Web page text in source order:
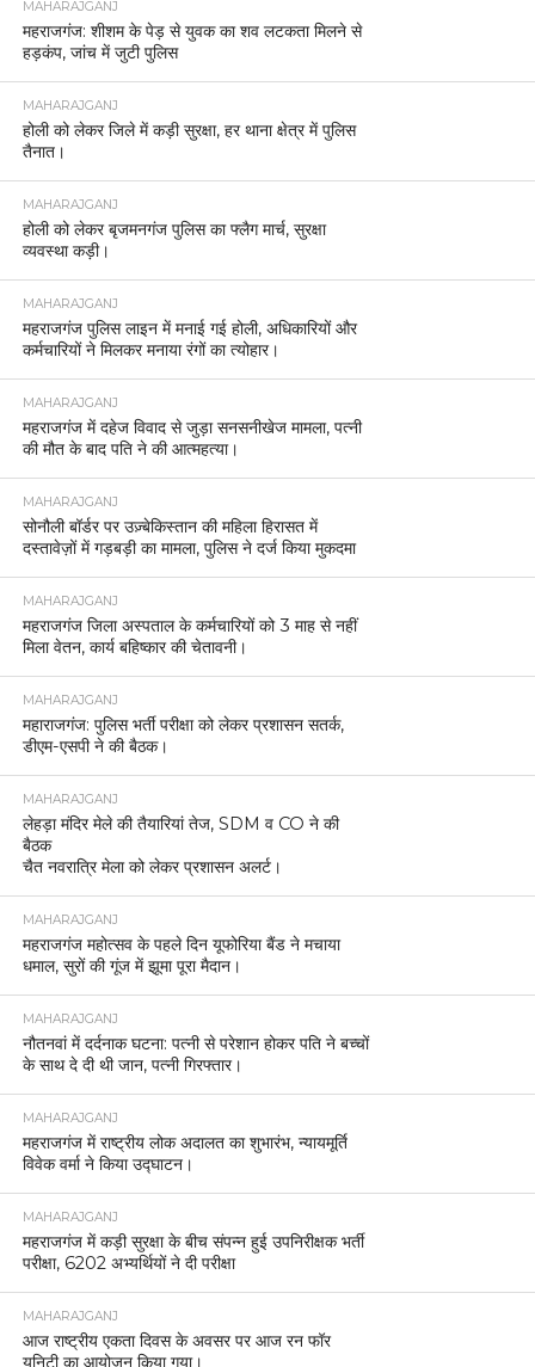
MAHARAJGANJ
महराजगंज: शीशम के पेड़ से युवक का शव लटकता मिलने से
हड़कंप, जांच में जुटी पुलिस
MAHARAJGANJ
होली को लेकर जिले में कड़ी सुरक्षा, हर थाना क्षेत्र में पुलिस
तैनात।
MAHARAJGANJ
होली को लेकर बृजमनगंज पुलिस का फ्लैग मार्च, सुरक्षा
व्यवस्था कड़ी।
MAHARAJGANJ
महराजगंज पुलिस लाइन में मनाई गई होली, अधिकारियों और
कर्मचारियों ने मिलकर मनाया रंगों का त्योहार।
MAHARAJGANJ
महराजगंज में दहेज विवाद से जुड़ा सनसनीखेज मामला, पत्नी
की मौत के बाद पति ने की आत्महत्या।
MAHARAJGANJ
सोनौली बॉर्डर पर उज़्बेकिस्तान की महिला हिरासत में
दस्तावेज़ों में गड़बड़ी का मामला, पुलिस ने दर्ज किया मुकदमा
MAHARAJGANJ
महराजगंज जिला अस्पताल के कर्मचारियों को 3 माह से नहीं
मिला वेतन, कार्य बहिष्कार की चेतावनी।
MAHARAJGANJ
महाराजगंज: पुलिस भर्ती परीक्षा को लेकर प्रशासन सतर्क,
डीएम-एसपी ने की बैठक।
MAHARAJGANJ
लेहड़ा मंदिर मेले की तैयारियां तेज, SDM व CO ने की
बैठक
चैत नवरात्रि मेला को लेकर प्रशासन अलर्ट।
MAHARAJGANJ
महराजगंज महोत्सव के पहले दिन यूफोरिया बैंड ने मचाया
धमाल, सुरों की गूंज में झूमा पूरा मैदान।
MAHARAJGANJ
नौतनवां में दर्दनाक घटना: पत्नी से परेशान होकर पति ने बच्चों
के साथ दे दी थी जान, पत्नी गिरफ्तार।
MAHARAJGANJ
महराजगंज में राष्ट्रीय लोक अदालत का शुभारंभ, न्यायमूर्ति
विवेक वर्मा ने किया उद्घाटन।
MAHARAJGANJ
महराजगंज में कड़ी सुरक्षा के बीच संपन्न हुई उपनिरीक्षक भर्ती
परीक्षा, 6202 अभ्यर्थियों ने दी परीक्षा
MAHARAJGANJ
आज राष्ट्रीय एकता दिवस के अवसर पर आज रन फॉर
यूनिटी का आयोजन किया गया।